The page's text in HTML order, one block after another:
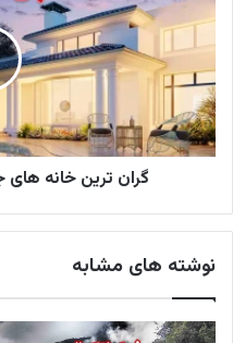
گران ترین خانه های جهان: 10
نوشته های مشابه